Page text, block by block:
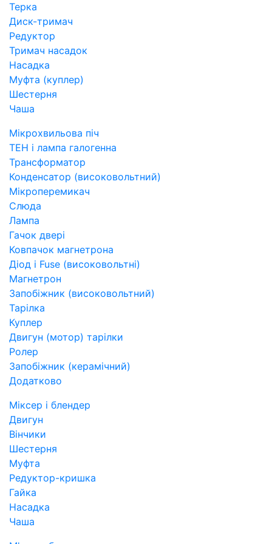
Терка
Диск-тримач
Редуктор
Тримач насадок
Насадка
Муфта (куплер)
Шестерня
Чаша
Мікрохвильова піч
ТЕН і лампа галогенна
Трансформатор
Конденсатор (високовольтний)
Мікроперемикач
Слюда
Лампа
Гачок двері
Ковпачок магнетрона
Діод і Fuse (високовольтні)
Магнетрон
Запобіжник (високовольтний)
Тарілка
Куплер
Двигун (мотор) тарілки
Ролер
Запобіжник (керамічний)
Додатково
Міксер і блендер
Двигун
Вінчики
Шестерня
Муфта
Редуктор-кришка
Гайка
Насадка
Чаша